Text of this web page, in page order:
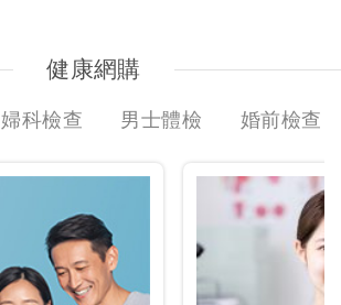
健康網購
婦科檢查 男士體檢 婚前檢查